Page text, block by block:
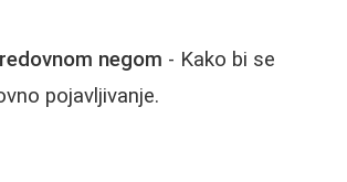
negom - Kako bi se
pojavljivanje.